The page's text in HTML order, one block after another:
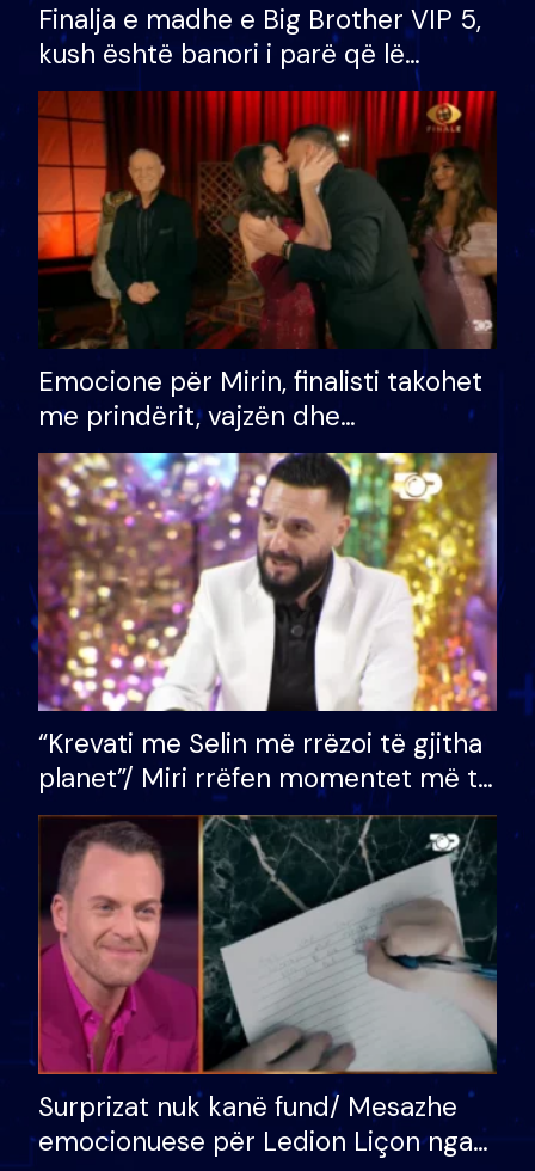
Finalja e madhe e Big Brother VIP 5,
kush është banori i parë që lë
shtëpinë dhe humb mundësinë për
të fituar çmimin e madh
Emocione për Mirin, finalisti takohet
me prindërit, vajzën dhe
bashkëshorten: S’kemi ndonjë letër
divorci apo jo?
“Krevati me Selin më rrëzoi të gjitha
planet”/ Miri rrëfen momentet më të
bukura në shtëpinë e BB VIP: Do më
mungojë zilja e mëngjesit kur…
Surprizat nuk kanë fund/ Mesazhe
emocionuese për Ledion Liçon nga